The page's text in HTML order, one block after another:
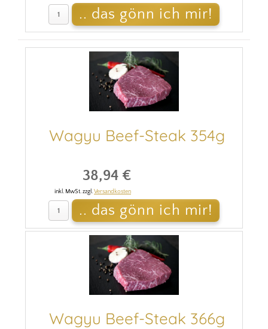
Wagyu Beef-Steak 354g
38,94 €
inkl. MwSt. zzgl.Versandkosten
Wagyu Beef-Steak 366g